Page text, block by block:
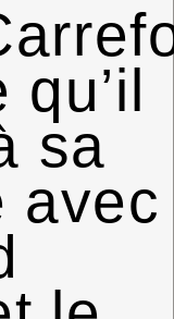
qu’il
sa
avec